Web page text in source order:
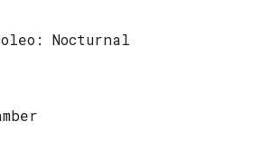
Nocturnal